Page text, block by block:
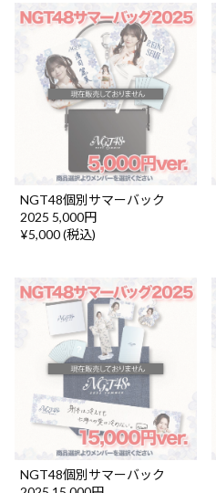
NGT48個別サマーバック
2025 5,000円
¥5,000 (税込)
NGT48個別サマーバック